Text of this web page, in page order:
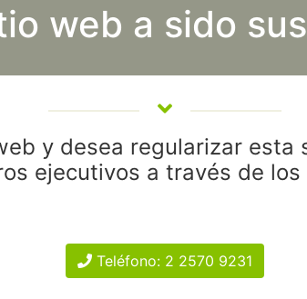
web a sido
y desea regularizar
ejecutivos a través de
Teléfono: 2 2570 9231